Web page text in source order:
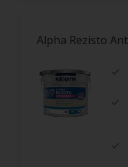
Alpha Rezisto